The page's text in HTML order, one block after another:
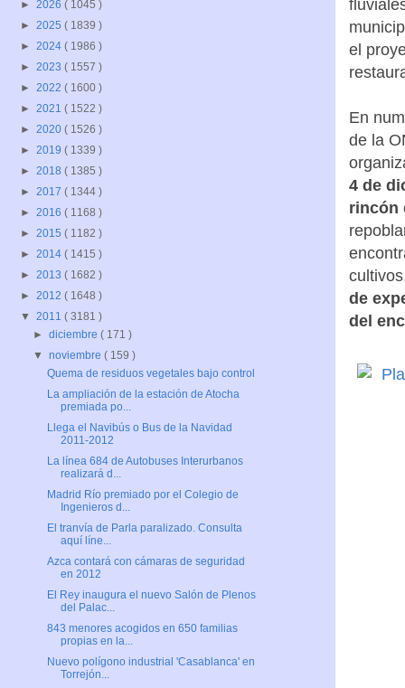
el
En
de la
4 de
rincón
de
del
► 2026 ( 1045 )
► 2025 ( 1839 )
► 2024 ( 1986 )
► 2023 ( 1557 )
► 2022 ( 1600 )
► 2021 ( 1522 )
► 2020 ( 1526 )
► 2019 ( 1339 )
► 2018 ( 1385 )
► 2017 ( 1344 )
► 2016 ( 1168 )
► 2015 ( 1182 )
► 2014 ( 1415 )
► 2013 ( 1682 )
► 2012 ( 1648 )
▼ 2011 ( 3181 )
►diciembre( 171 )
▼noviembre( 159 )
Quema de residuos vegetales bajo control
La ampliación de la estación de Atocha
premiada po...
Llega el Navibús o Bus de la Navidad
2011-2012
La línea 684 de Autobuses Interurbanos
realizará d...
Madrid Río premiado por el Colegio de
Ingenieros d...
El tranvía de Parla paralizado. Consulta
aquí líne...
Azca contará con cámaras de seguridad
en 2012
El Rey inaugura el nuevo Salón de Plenos
del Palac...
843 menores acogidos en 650 familias
propias en la...
Nuevo polígono industrial 'Casablanca' en
Torrejón...